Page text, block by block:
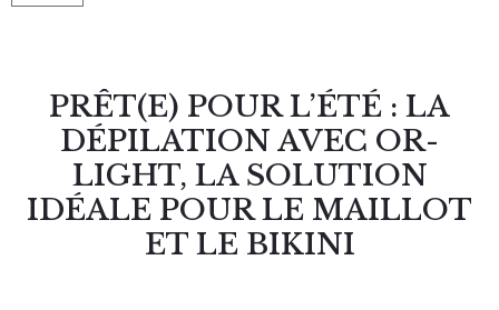
PRÊT(E) POUR L’ÉTÉ : LA
DÉPILATION AVEC OR-
LIGHT, LA SOLUTION
IDÉALE POUR LE MAILLOT
ET LE BIKINI